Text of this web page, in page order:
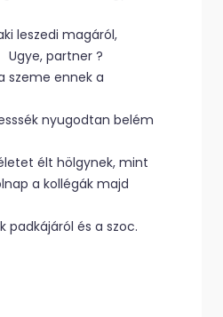
leszedi magáról,
Ugye, partner ?
szeme ennek a
nyugodtan belém
élt hölgynek, mint
a kollégák majd
és a szoc.